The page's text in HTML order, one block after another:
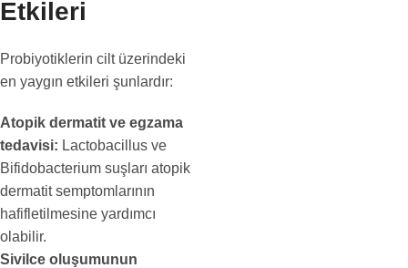
Etkileri
Probiyotiklerin cilt üzerindeki
en yaygın etkileri şunlardır:
Atopik dermatit ve egzama
tedavisi: Lactobacillus ve
Bifidobacterium suşları atopik
dermatit semptomlarının
hafifletilmesine yardımcı
olabilir.
Sivilce oluşumunun